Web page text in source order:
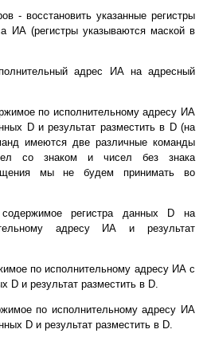
- восстановить указанные регистры
ИА (регистры указываются маской в
адрес ИА на адресный
по исполнительному адресу ИА
D и результат разместить в D (на
имеются две различные команды
со знаком и чисел без знака
мы не будем принимать во
регистра данных D на
адресу ИА и результат
по исполнительному адресу ИА с
D и результат разместить в D.
по исполнительному адресу ИА
D и результат разместить в D.